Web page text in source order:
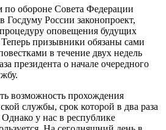
обороне Совета Федерации
Госдуму России законопроект,
оповещения будущих
призывники обязаны сами
в течение двух недель
президента о начале очередного
возможность прохождения
службы, срок которой в два раза
у нас в республике